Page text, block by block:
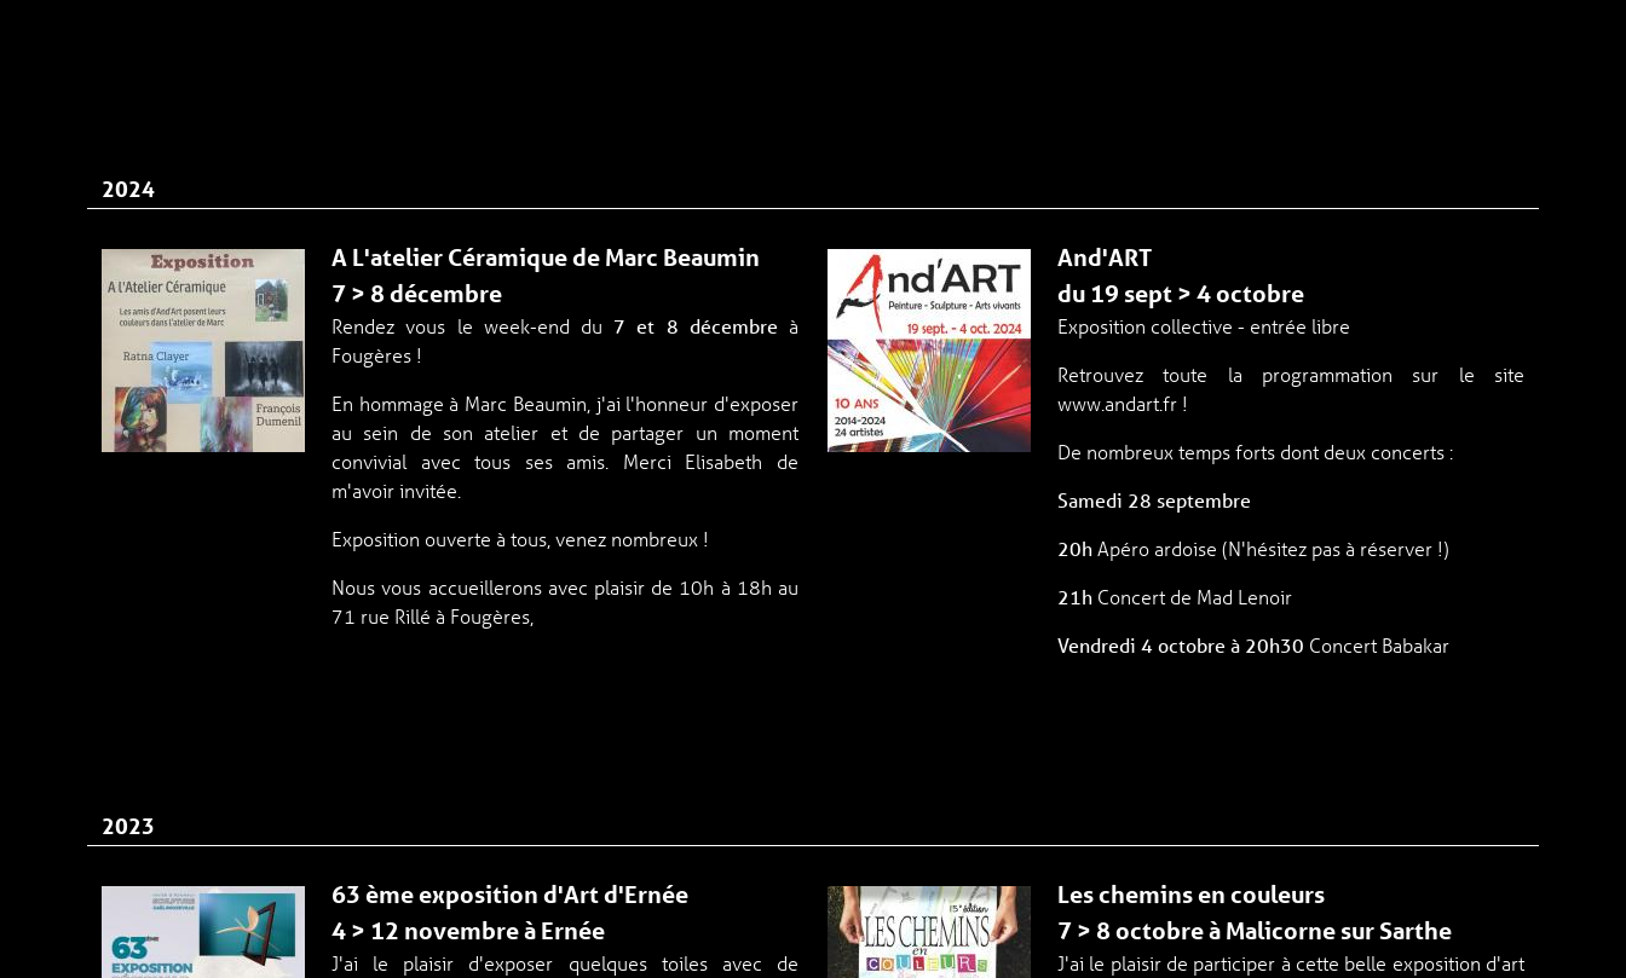
2024
A L'atelier Céramique de Marc Beaumin
7 > 8 décembre
Rendez vous le week-end du 7 et 8 décembre à
Fougères !
En hommage à Marc Beaumin, j'ai l'honneur d'exposer
au sein de son atelier et de partager un moment
convivial avec tous ses amis. Merci Elisabeth de
m'avoir invitée.
Exposition ouverte à tous, venez nombreux !
Nous vous accueillerons avec plaisir de 10h à 18h au
71 rue Rillé à Fougères,
And'ART
du 19 sept > 4 octobre
Exposition collective - entrée libre
Retrouvez toute la programmation sur le site
www.andart.fr !
De nombreux temps forts dont deux concerts :
Samedi 28 septembre
20hApéro ardoise (N'hésitez pas à réserver !)
21h Concert de Mad Lenoir
Vendredi 4 octobre à 20h30 Concert Babakar
2023
63 ème exposition d'Art d'Ernée
4 > 12 novembre à Ernée
J'ai le plaisir d'exposer quelques toiles avec de
Les chemins en couleurs
7 > 8 octobre à Malicorne sur Sarthe
J'ai le plaisir de participer à cette belle exposition d'art